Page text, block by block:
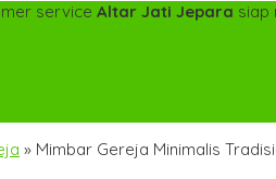
service Altar Jati Jepara siap
» Mimbar Gereja Minimalis